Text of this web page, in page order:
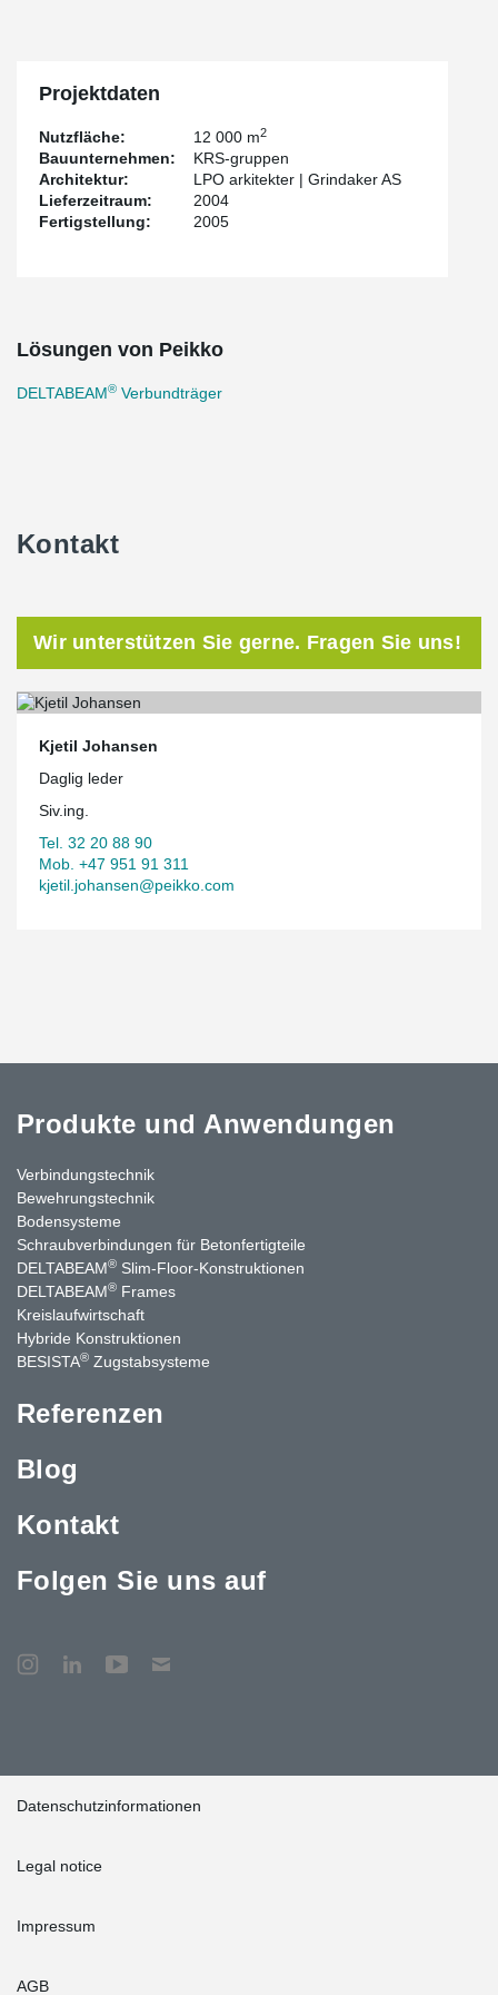
Projektdaten
Nutzfläche: 12 000 m2
Bauunternehmen:
KRS-gruppen
Architektur:
LPO arkitekter | Grindaker AS
Lieferzeitraum:
2004
Fertigstellung:
2005
Lösungen von Peikko
DELTABEAM® Verbundträger
Kontakt
Wir unterstützen Sie gerne. Fragen Sie uns!
Kjetil Johansen
Daglig leder
Siv.ing.
Tel. 32 20 88 90
Mob. +47 951 91 311
kjetil.johansen@peikko.com
Produkte und Anwendungen
Verbindungstechnik
Bewehrungstechnik
Bodensysteme
Schraubverbindungen für Betonfertigteile
DELTABEAM® Slim-Floor-Konstruktionen
DELTABEAM® Frames
Kreislaufwirtschaft
Hybride Konstruktionen
BESISTA® Zugstabsysteme
Referenzen
Blog
Kontakt
Folgen Sie uns auf
Datenschutzinformationen
Legal notice
Impressum
AGB